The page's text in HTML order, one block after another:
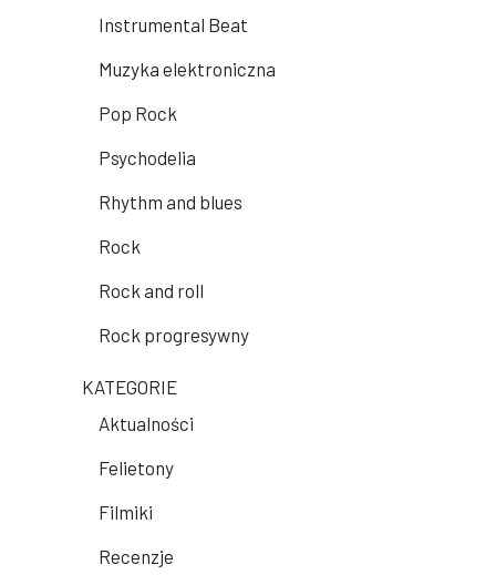
Instrumental Beat
Muzyka elektroniczna
Pop Rock
Psychodelia
Rhythm and blues
Rock
Rock and roll
Rock progresywny
KATEGORIE
Aktualności
Felietony
Filmiki
Recenzje